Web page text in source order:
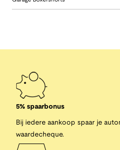
5% spaarbonus
Bij iedere aankoop spaar je
waardecheque.